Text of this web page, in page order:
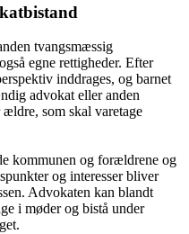
tvangsmæssig
egne rettigheder. Efter
inddrages, og barnet
advokat eller anden
ældre, som skal varetage
kommunen og forældrene og
og interesser bliver
Advokaten kan blandt
i møder og bistå under